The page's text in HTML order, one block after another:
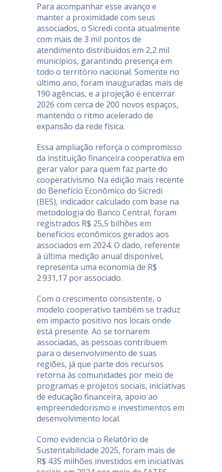
Para acompanhar esse avanço e
manter a proximidade com seus
associados, o Sicredi conta atualmente
com mais de 3 mil pontos de
atendimento distribuídos em 2,2 mil
municípios, garantindo presença em
todo o território nacional. Somente no
último ano, foram inauguradas mais de
190 agências, e a projeção é encerrar
2026 com cerca de 200 novos espaços,
mantendo o ritmo acelerado de
expansão da rede física.
Essa ampliação reforça o compromisso
da instituição financeira cooperativa em
gerar valor para quem faz parte do
cooperativismo. Na edição mais recente
do Benefício Econômico do Sicredi
(BES), indicador calculado com base na
metodologia do Banco Central, foram
registrados R$ 25,5 bilhões em
benefícios econômicos gerados aos
associados em 2024. O dado, referente
à última medição anual disponível,
representa uma economia de R$
2.931,17 por associado.
Com o crescimento consistente, o
modelo cooperativo também se traduz
em impacto positivo nos locais onde
está presente. Ao se tornarem
associadas, as pessoas contribuem
para o desenvolvimento de suas
regiões, já que parte dos recursos
retorna às comunidades por meio de
programas e projetos sociais, iniciativas
de educação financeira, apoio ao
empreendedorismo e investimentos em
desenvolvimento local.
Como evidencia o Relatório de
Sustentabilidade 2025, foram mais de
R$ 435 milhões investidos em iniciativas